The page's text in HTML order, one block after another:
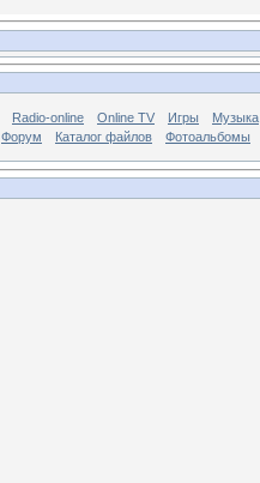
Radio-online Online TV Игры
Музыка
Форум
Каталог файлов Фотоальбомы